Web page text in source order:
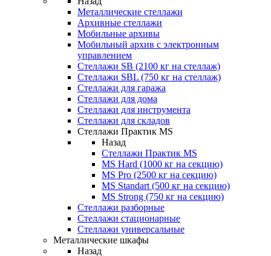
Металлические стеллажи
Архивные стеллажи
Мобильные архивы
Мобильный архив с электронным
управлением
Стеллажи SB (2100 кг на стеллаж)
Стеллажи SBL (750 кг на стеллаж)
Стеллажи для гаража
Стеллажи для дома
Стеллажи для инструмента
Стеллажи для складов
Стеллажи Практик MS
Назад
Стеллажи Практик MS
MS Hard (1000 кг на секцию)
MS Pro (2500 кг на секцию)
MS Standart (500 кг на секцию)
MS Strong (750 кг на секцию)
Стеллажи разборные
Стеллажи стационарные
Стеллажи универсальные
Металлические шкафы
Назад